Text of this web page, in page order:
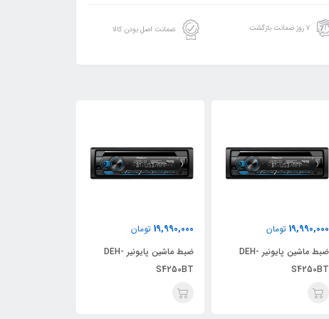
۷ روز ضمانت بازگشت ضمانت اصل بودن کالا
19,990,000 تومان
ضبط ماشین پایونیر DEH-
S4250BT
19,990,000 تومان
ضبط ماشین پایونیر DEH-
S4250BT